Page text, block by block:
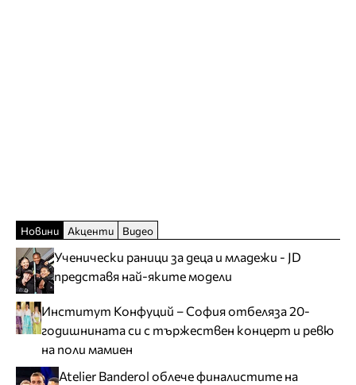
Новини Акценти Видео
Ученически раници за деца и младежи - JD
представя най-яките модели
Институт Конфуций – София отбеляза 20-
годишнината си с тържествен концерт и ревю
на поли мамиен
Atelier Banderol облече финалистите на